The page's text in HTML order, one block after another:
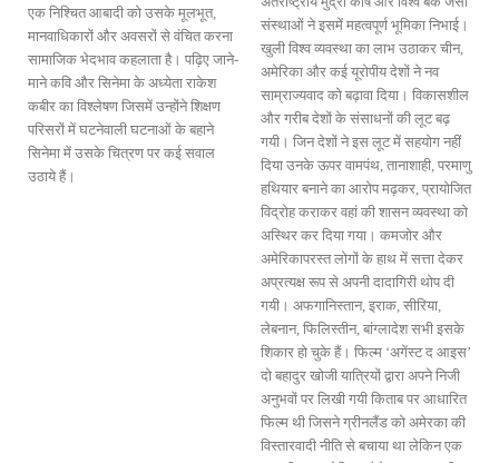
एक निश्चित आबादी को उसके मूलभूत,
मानवाधिकारों और अवसरों से वंचित करना
सामाजिक भेदभाव कहलाता है। पढ़िए जाने-
माने कवि और सिनेमा के अध्येता राकेश
कबीर का विश्लेषण जिसमें उन्होंने शिक्षण
परिसरों में घटनेवाली घटनाओं के बहाने
सिनेमा में उसके चित्रण पर कई सवाल
उठाये हैं।
संस्थाओं ने इसमें महत्वपूर्ण भूमिका निभाई।
खुली विश्व व्यवस्था का लाभ उठाकर चीन,
अमेरिका और कई यूरोपीय देशों ने नव
साम्राज्यवाद को बढ़ावा दिया। विकासशील
और गरीब देशों के संसाधनों की लूट बढ़
गयी। जिन देशों ने इस लूट में सहयोग नहीं
दिया उनके ऊपर वामपंथ, तानाशाही, परमाणु
हथियार बनाने का आरोप मढ़कर, प्रायोजित
विद्रोह कराकर वहां की शासन व्यवस्था को
अस्थिर कर दिया गया। कमजोर और
अमेरिकापरस्त लोगों के हाथ में सत्ता देकर
अप्रत्यक्ष रूप से अपनी दादागिरी थोप दी
गयी। अफगानिस्तान, इराक, सीरिया,
लेबनान, फिलिस्तीन, बांग्लादेश सभी इसके
शिकार हो चुके हैं। फिल्म ‘अगेंस्ट द आइस’
दो बहादुर खोजी यात्रियों द्वारा अपने निजी
अनुभवों पर लिखी गयी किताब पर आधारित
फिल्म थी जिसने ग्रीनलैंड को अमेरका की
विस्तारवादी नीति से बचाया था लेकिन एक